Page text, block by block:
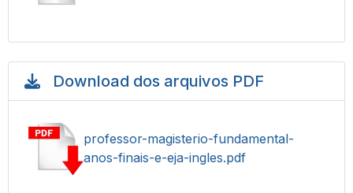
Download dos arquivos PDF
professor-magisterio-fundamental-
anos-finais-e-eja-ingles.pdf